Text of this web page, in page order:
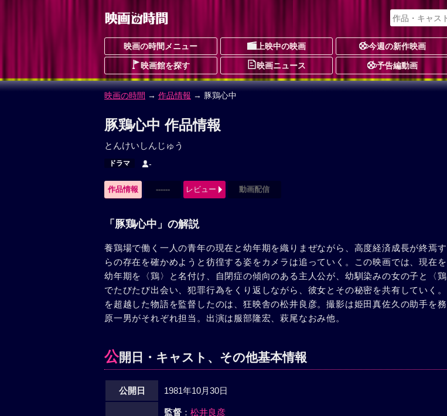
映画の時間メニュー 上映中の映画 今週の新作映画
映画館を探す 映画ニュース 予告編動画
映画の時間 → 作品情報 → 豚鶏心中
豚鶏心中 作品情報
とんけいしんじゅう
ドラマ -
作品情報 ------ レビュー 動画配信
「豚鶏心中」の解説
養鶏場で働く一人の青年の現在と幼年期を織りまぜながら、高度経済成長が終焉
らの存在を確かめようと彷徨する姿をカメラは追っていく。この映画では、現在を
幼年期を〈鶏〉と名付け、自閉症の傾向のある主人公が、幼馴染みの女の子と〈
でたびたび出会い、犯罪行為をくり返しながら、彼女とその秘密を共有していく
を超越した物語を監督したのは、狂映舎の松井良彦。撮影は姫田真佐久の助手を
原一男がそれぞれ担当。出演は服部隆宏、萩尾なおみ他。
公開日・キャスト、その他基本情報
公開日 1981年10月30日
監督： 松井良彦